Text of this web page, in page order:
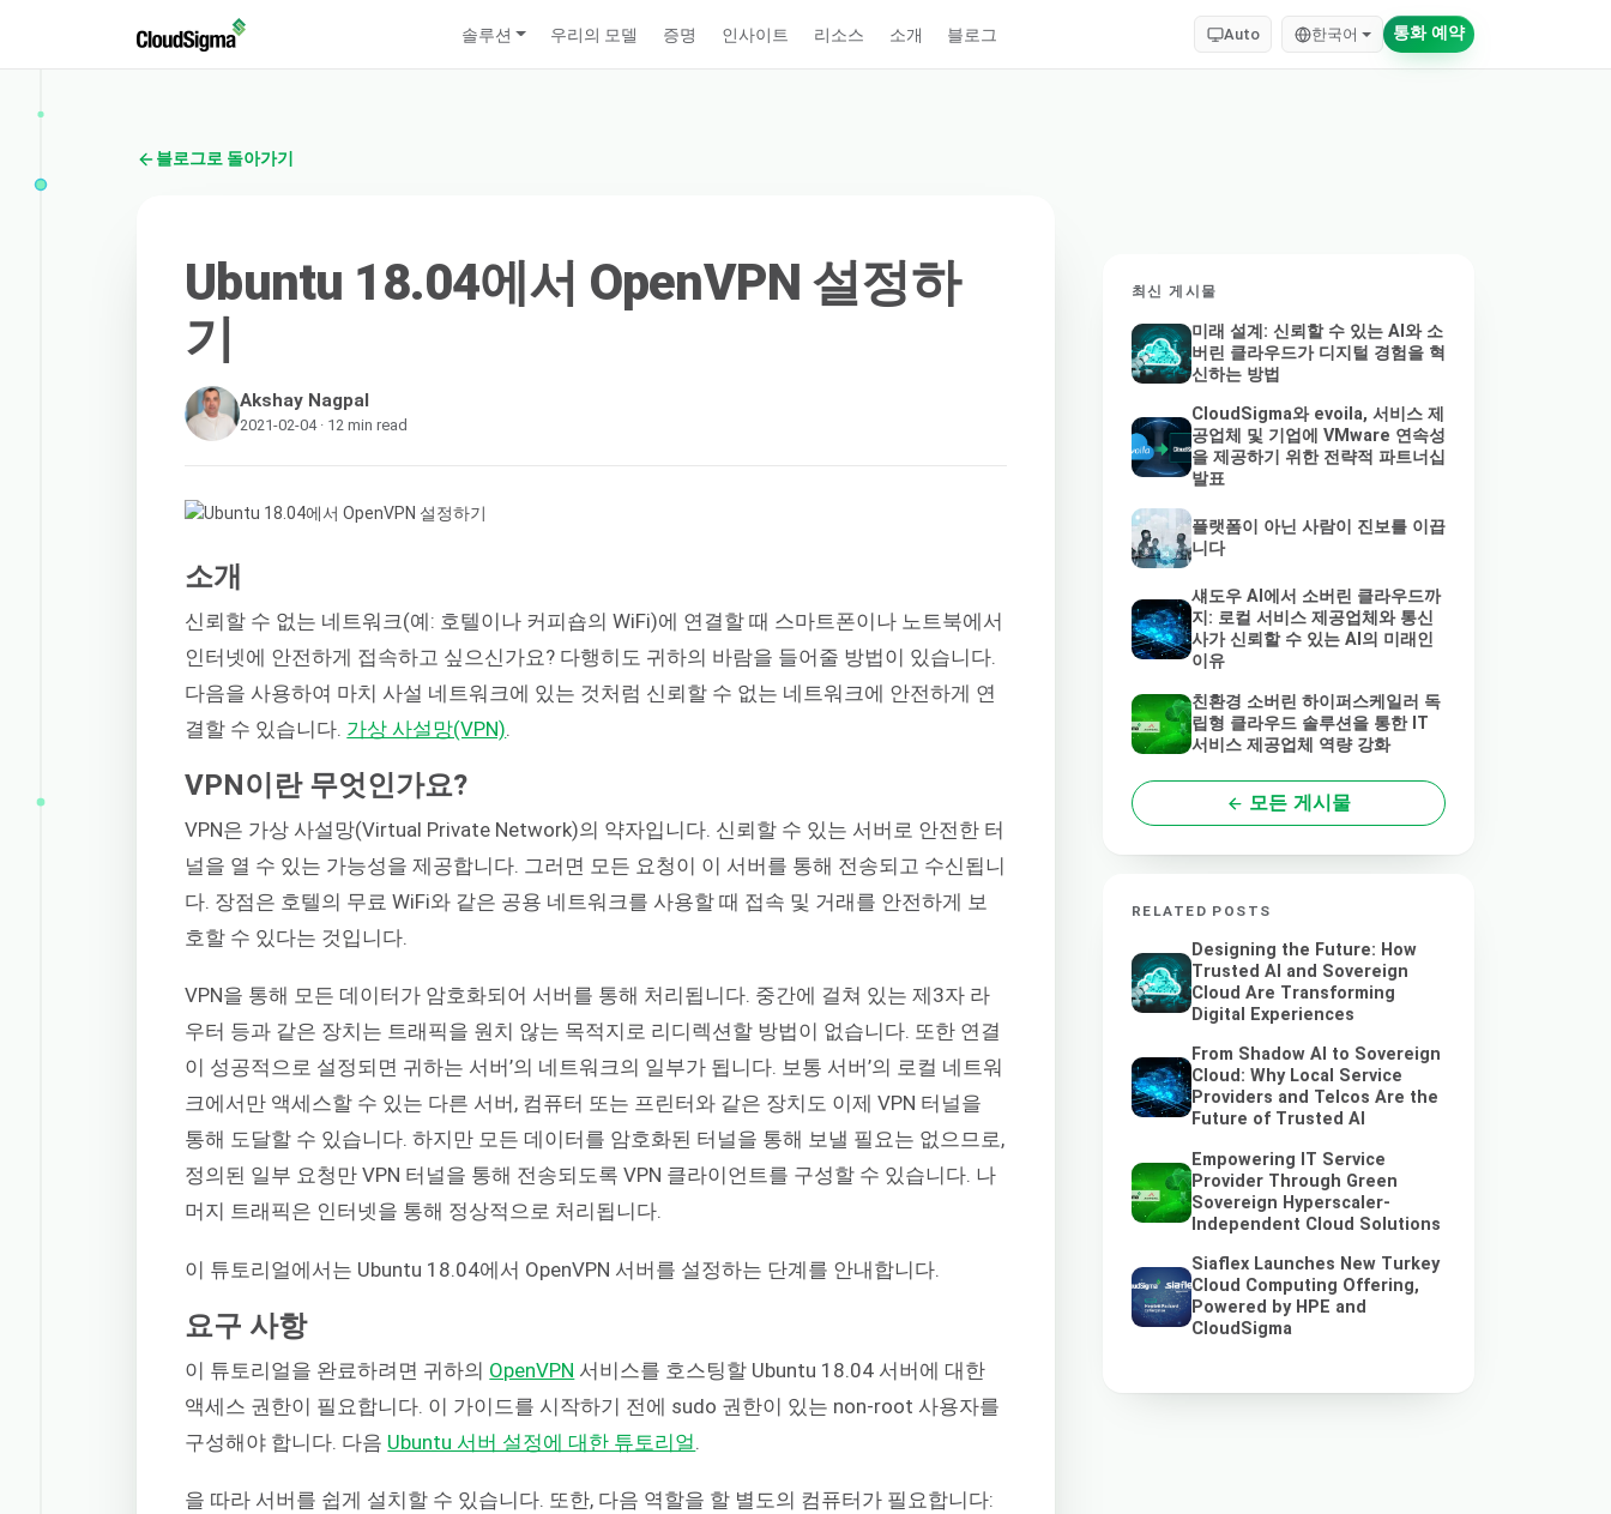
솔루션 우리의 모델 증명 인사이트 리소스 소개 블로그 Auto 한국어 통화 예약
블로그로 돌아가기
Ubuntu 18.04에서 OpenVPN 설정하
기
Akshay Nagpal
2021-02-04 · 12 min read
소개
신뢰할 수 없는 네트워크(예: 호텔이나 커피숍의 WiFi)에 연결할 때 스마트폰이나 노트북에서
인터넷에 안전하게 접속하고 싶으신가요? 다행히도 귀하의 바람을 들어줄 방법이 있습니다.
다음을 사용하여 마치 사설 네트워크에 있는 것처럼 신뢰할 수 없는 네트워크에 안전하게 연
결할 수 있습니다. 가상 사설망(VPN)
VPN이란 무엇인가요?
VPN은 가상 사설망(Virtual Private Network)의 약자입니다. 신뢰할 수 있는 서버로 안전한 터
널을 열 수 있는 가능성을 제공합니다. 그러면 모든 요청이 이 서버를 통해 전송되고 수신됩니
다. 장점은 호텔의 무료 WiFi와 같은 공용 네트워크를 사용할 때 접속 및 거래를 안전하게 보
호할 수 있다는 것입니다.
VPN을 통해 모든 데이터가 암호화되어 서버를 통해 처리됩니다. 중간에 걸쳐 있는 제3자 라
우터 등과 같은 장치는 트래픽을 원치 않는 목적지로 리디렉션할 방법이 없습니다. 또한 연결
이 성공적으로 설정되면 귀하는 서버’의 네트워크의 일부가 됩니다. 보통 서버’의 로컬 네트워
크에서만 액세스할 수 있는 다른 서버, 컴퓨터 또는 프린터와 같은 장치도 이제 VPN 터널을
통해 도달할 수 있습니다. 하지만 모든 데이터를 암호화된 터널을 통해 보낼 필요는 없으므로,
정의된 일부 요청만 VPN 터널을 통해 전송되도록 VPN 클라이언트를 구성할 수 있습니다. 나
머지 트래픽은 인터넷을 통해 정상적으로 처리됩니다.
이 튜토리얼에서는 Ubuntu 18.04에서 OpenVPN 서버를 설정하는 단계를 안내합니다.
요구 사항
이 튜토리얼을 완료하려면 귀하의 OpenVPN 서비스를 호스팅할 Ubuntu 18.04 서버에 대한
액세스 권한이 필요합니다. 이 가이드를 시작하기 전에 sudo 권한이 있는 non-root 사용자를
구성해야 합니다. 다음 Ubuntu 서버 설정에 대한 튜토리얼.
을 따라 서버를 쉽게 설치할 수 있습니다. 또한, 다음 역할을 할 별도의 컴퓨터가 필요합니다:
최신 게시물
미래 설계: 신뢰할 수 있는 AI와 소
버린 클라우드가 디지털 경험을 혁
신하는 방법
CloudSigma와 evoila, 서비스 제
공업체 및 기업에 VMware 연속성
을 제공하기 위한 전략적 파트너십
발표
플랫폼이 아닌 사람이 진보를 이끕
니다
섀도우 AI에서 소버린 클라우드까
지: 로컬 서비스 제공업체와 통신
사가 신뢰할 수 있는 AI의 미래인
이유
친환경 소버린 하이퍼스케일러 독
립형 클라우드 솔루션을 통한 IT
서비스 제공업체 역량 강화
모든 게시물
RELATED POSTS
Designing the Future: How
Trusted AI and Sovereign
Cloud Are Transforming
Digital Experiences
From Shadow AI to Sovereign
Cloud: Why Local Service
Providers and Telcos Are the
Future of Trusted AI
Empowering IT Service
Provider Through Green
Sovereign Hyperscaler-
Independent Cloud Solutions
Siaflex Launches New Turkey
Cloud Computing Offering,
Powered by HPE and
CloudSigma